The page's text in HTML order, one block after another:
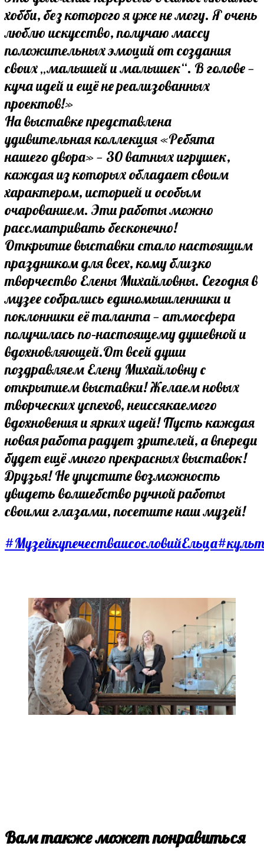
хобби, без которого я уже не могу. Я очень
люблю искусство, получаю массу
положительных эмоций от создания
своих „малышей и малышек“. В голове —
куча идей и ещё не реализованных
проектов!»
На выставке представлена
удивительная коллекция «Ребята
нашего двора» — 30 ватных игрушек,
каждая из которых обладает своим
характером, историей и особым
очарованием. Эти работы можно
рассматривать бесконечно!
Открытие выставки стало настоящим
праздником для всех, кому близко
творчество Елены Михайловны. Сегодня в
музее собрались единомышленники и
поклонники её таланта — атмосфера
получилась по‑настоящему душевной и
вдохновляющей.От всей души
поздравляем Елену Михайловну с
открытием выставки! Желаем новых
творческих успехов, неиссякаемого
вдохновения и ярких идей! Пусть каждая
новая работа радует зрителей, а впереди
будет ещё много прекрасных выставок!
Друзья! Не упустите возможность
увидеть волшебство ручной работы
своими глазами, посетите наш музей!
#МузейкупечестваисословийЕльца
Вам также может понравиться